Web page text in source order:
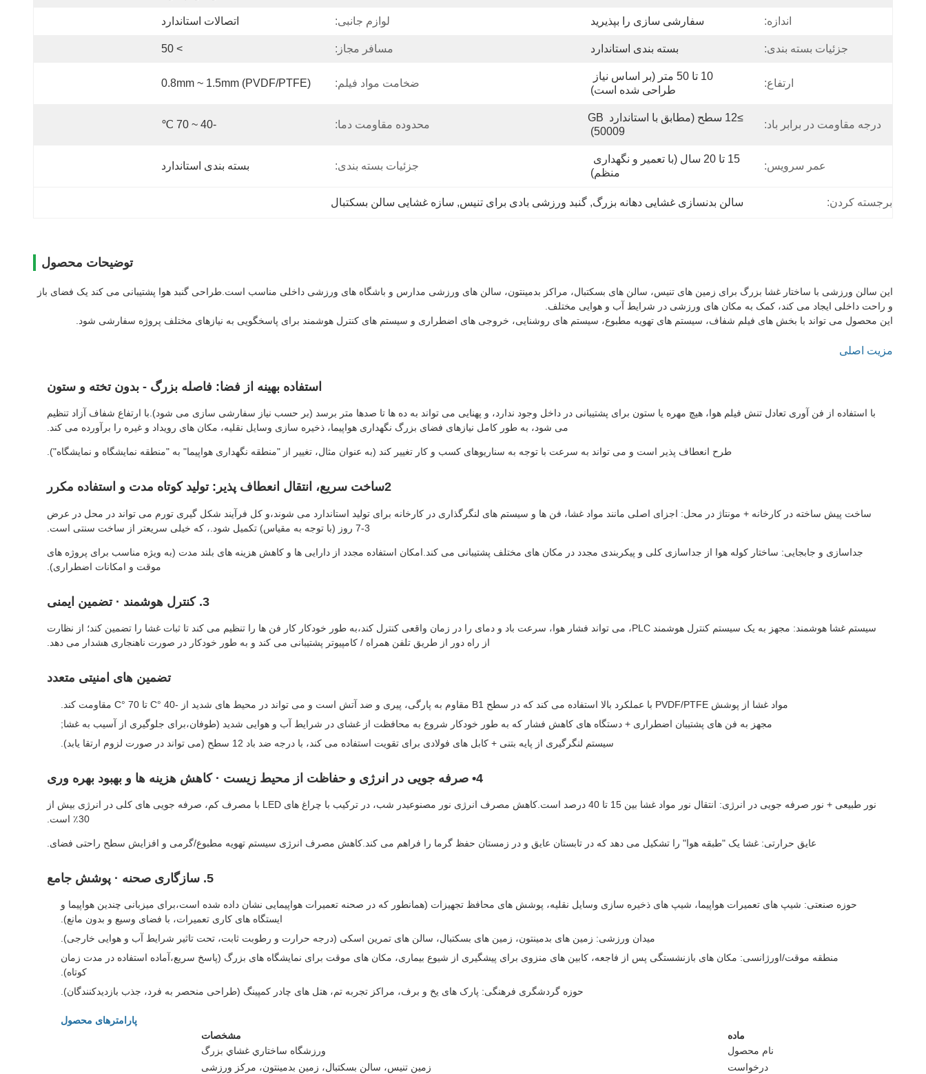
اندازه: سفارشی سازی را بپذیرید لوازم جانبی: اتصالات استاندارد
جزئیات بسته بندی: بسته بندی استاندارد مسافر مجاز: > 50
ارتفاع:
طراحی شده است)
ضخامت مواد فیلم: 0.8mm ~ 1.5mm (PVDF/PTFE)
درجه مقاومت در برابر باد:
≥12 سطح (مطابق با استاندارد GB
50009)
محدوده مقاومت دما: -40 ~ 70 ℃
عمر سرویس:
منظم)
جزئیات بسته بندی: بسته بندی استاندارد
برجسته کردن: سالن بدنسازی غشایی دهانه بزرگ, گنبد ورزشی بادی برای تنیس, سازه غشایی سالن بسکتبال
توضیحات محصول
این سالن ورزشی با ساختار غشا بزرگ برای زمین های تنیس، سالن های بسکتبال، مراکز بدمینتون، سالن های ورزشی مدارس و باشگاه های ورزشی داخلی مناسب است.طراحی گنبد هوا پشتیبانی می کند یک فضای باز
و راحت داخلی ایجاد می کند، کمک به مکان های ورزشی در شرایط آب و هوایی مختلف.
این محصول می تواند با بخش های فیلم شفاف، سیستم های تهویه مطبوع، سیستم های روشنایی، خروجی های اضطراری و سیستم های کنترل هوشمند برای پاسخگویی به نیازهای مختلف پروژه سفارشی شود.
مزیت اصلی
استفاده بهینه از فضا: فاصله بزرگ - بدون تخته و ستون
با استفاده از فن آوری تعادل تنش فیلم هوا، هیچ مهره یا ستون برای پشتیبانی در داخل وجود ندارد، و پهنایی می تواند به ده ها تا صدها متر برسد (بر حسب نیاز سفارشی سازی می شود).با ارتفاع شفاف آزاد تنظیم
می شود، به طور کامل نیازهای فضای بزرگ نگهداری هواپیما، ذخیره سازی وسایل نقلیه، مکان های رویداد و غیره را برآورده می کند.
طرح انعطاف پذیر است و می تواند به سرعت با توجه به سناریوهای کسب و کار تغییر کند (به عنوان مثال، تغییر از "منطقه نگهداری هواپیما" به "منطقه نمایشگاه و نمایشگاه").
2ساخت سریع، انتقال انعطاف پذیر: تولید کوتاه مدت و استفاده مکرر
ساخت پیش ساخته در کارخانه + مونتاژ در محل: اجزای اصلی مانند مواد غشا، فن ها و سیستم های لنگرگذاری در کارخانه برای تولید استاندارد می شوند،و کل فرآیند شکل گیری تورم می تواند در محل در عرض
3-7 روز (با توجه به مقیاس) تکمیل شود.، که خیلی سریعتر از ساخت سنتی است.
جداسازی و جابجایی: ساختار کوله هوا از جداسازی کلی و پیکربندی مجدد در مکان های مختلف پشتیبانی می کند.امکان استفاده مجدد از دارایی ها و کاهش هزینه های بلند مدت (به ویژه مناسب برای پروژه های
موقت و امکانات اضطراری).
3. کنترل هوشمند · تضمین ایمنی
سیستم غشا هوشمند: مجهز به یک سیستم کنترل هوشمند PLC، می تواند فشار هوا، سرعت باد و دمای را در زمان واقعی کنترل کند،به طور خودکار کار فن ها را تنظیم می کند تا ثبات غشا را تضمین کند؛ از نظارت
از راه دور از طریق تلفن همراه / کامپیوتر پشتیبانی می کند و به طور خودکار در صورت ناهنجاری هشدار می دهد.
تضمین های امنیتی متعدد
مواد غشا از پوشش PVDF/PTFE با عملکرد بالا استفاده می کند که در سطح B1 مقاوم به پارگی، پیری و ضد آتش است و می تواند در محیط های شدید از -40 °C تا 70 °C مقاومت کند.
مجهز به فن های پشتیبان اضطراری + دستگاه های کاهش فشار که به طور خودکار شروع به محافظت از غشای در شرایط آب و هوایی شدید (طوفان،برای جلوگیری از آسیب به غشا;
سیستم لنگرگیری از پایه بتنی + کابل های فولادی برای تقویت استفاده می کند، با درجه ضد باد 12 سطح (می تواند در صورت لزوم ارتقا یابد).
4• صرفه جویی در انرژی و حفاظت از محیط زیست · کاهش هزینه ها و بهبود بهره وری
نور طبیعی + نور صرفه جویی در انرژی: انتقال نور مواد غشا بین 15 تا 40 درصد است.کاهش مصرف انرژی نور مصنوعیدر شب، در ترکیب با چراغ های LED با مصرف کم، صرفه جویی های کلی در انرژی بیش از
30٪ است.
عایق حرارتی: غشا یک "طبقه هوا" را تشکیل می دهد که در تابستان عایق و در زمستان حفظ گرما را فراهم می کند.کاهش مصرف انرژی سیستم تهویه مطبوع/گرمی و افزایش سطح راحتی فضای.
5. سازگاری صحنه · پوشش جامع
حوزه صنعتی: شیپ های تعمیرات هواپیما، شیپ های ذخیره سازی وسایل نقلیه، پوشش های محافظ تجهیزات (همانطور که در صحنه تعمیرات هواپیمایی نشان داده شده است،برای میزبانی چندین هواپیما و
ایستگاه های کاری تعمیرات، با فضای وسیع و بدون مانع).
میدان ورزشی: زمین های بدمینتون، زمین های بسکتبال، سالن های تمرین اسکی (درجه حرارت و رطوبت ثابت، تحت تاثیر شرایط آب و هوایی خارجی).
منطقه موقت/اورژانسی: مکان های بازنشستگی پس از فاجعه، کابین های منزوی برای پیشگیری از شیوع بیماری، مکان های موقت برای نمایشگاه های بزرگ (پاسخ سریع،آماده استفاده در مدت زمان
کوتاه).
حوزه گردشگری فرهنگی: پارک های یخ و برف، مراکز تجربه تم، هتل های چادر کمپینگ (طراحی منحصر به فرد، جذب بازدیدکنندگان).
پارامترهای محصول
ماده
مشخصات
نام محصول
ورزشگاه ساختاري غشاي بزرگ
درخواست
زمین تنیس، سالن بسکتبال، زمین بدمینتون، مرکز ورزشی